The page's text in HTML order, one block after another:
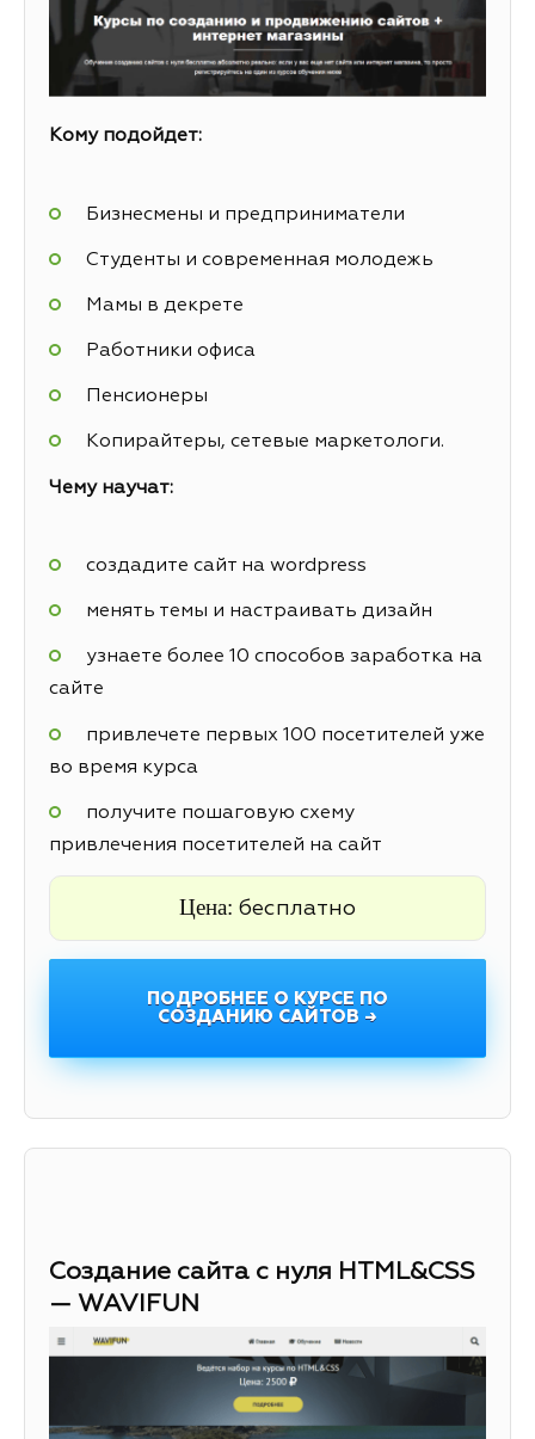
Кому подойдет:
Бизнесмены и предприниматели
Студенты и современная молодежь
Мамы в декрете
Работники офиса
Пенсионеры
Копирайтеры, сетевые маркетологи.
Чему научат:
создадите сайт на wordpress
менять темы и настраивать дизайн
узнаете более 10 способов заработка на
сайте
привлечете первых 100 посетителей уже
во время курса
получите пошаговую схему
привлечения посетителей на сайт
Цена: бесплатно
ПОДРОБНЕЕ О КУРСЕ ПО
СОЗДАНИЮ САЙТОВ →
Создание сайта с нуля HTML&CSS
— WAVIFUN